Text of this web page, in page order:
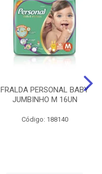
FRALDA PERSONAL BABY
JUMBINHO M 16UN
Código: 188140